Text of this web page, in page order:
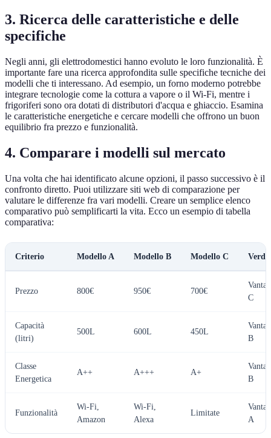
3. Ricerca delle caratteristiche e delle
specifiche
Negli anni, gli elettrodomestici hanno evoluto le loro funzionalità. È
importante fare una ricerca approfondita sulle specifiche tecniche dei
modelli che ti interessano. Ad esempio, un forno moderno potrebbe
integrare tecnologie come la cottura a vapore o il Wi-Fi, mentre i
frigoriferi sono ora dotati di distributori d'acqua e ghiaccio. Esamina
le caratteristiche energetiche e cercare modelli che offrono un buon
equilibrio fra prezzo e funzionalità.
4. Comparare i modelli sul mercato
Una volta che hai identificato alcune opzioni, il passo successivo è il
confronto diretto. Puoi utilizzare siti web di comparazione per
valutare le differenze fra vari modelli. Creare un semplice elenco
comparativo può semplificarti la vita. Ecco un esempio di tabella
comparativa:
Criterio Modello A Modello B Modello C
Prezzo 800€ 950€ 700€
C
Capacità
(litri)
500L 600L 450L
B
Classe
Energetica
A++ A+++ A+
B
Funzionalità
Wi-Fi,
Amazon
Wi-Fi,
Alexa
Limitate
A